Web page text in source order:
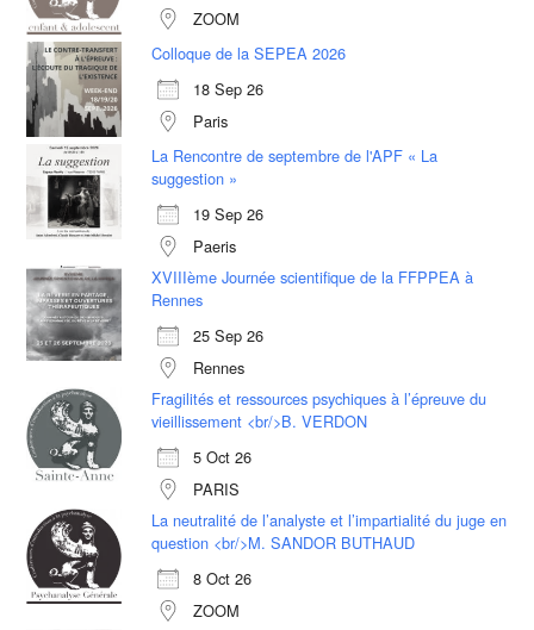
ZOOM
Colloque de la SEPEA 2026
18 Sep 26
Paris
La Rencontre de septembre de l'APF « La
suggestion »
19 Sep 26
Paeris
XVIIIème Journée scientifique de la FFPPEA à
Rennes
25 Sep 26
Rennes
Fragilités et ressources psychiques à l’épreuve du
vieillissement <br/>B. VERDON
5 Oct 26
PARIS
La neutralité de l’analyste et l’impartialité du juge en
question <br/>M. SANDOR BUTHAUD
8 Oct 26
ZOOM